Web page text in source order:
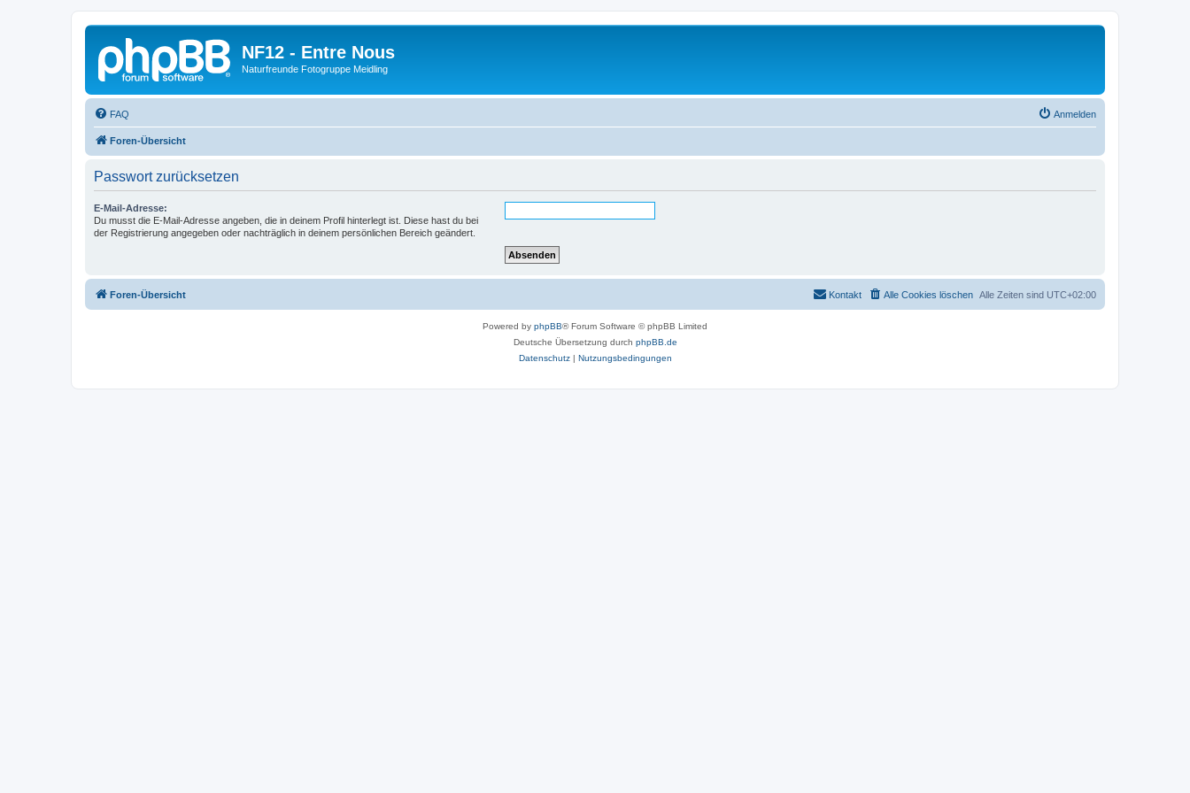
NF12 - Entre Nous
Naturfreunde Fotogruppe Meidling
FAQ Anmelden
Foren-Übersicht
Passwort zurücksetzen
E-Mail-Adresse:
Du musst die E-Mail-Adresse angeben, die in deinem Profil hinterlegt ist. Diese hast du bei
der Registrierung angegeben oder nachträglich in deinem persönlichen Bereich geändert.
Foren-Übersicht Alle Zeiten sind UTC+02:00
Alle Cookies löschen
Kontakt
Powered by phpBB® Forum Software © phpBB Limited
Deutsche Übersetzung durch phpBB.de
Datenschutz| Nutzungsbedingungen